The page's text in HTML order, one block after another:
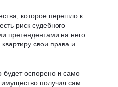
которое перешло к
риск судебного
претендентами на него.
свои права и
будет оспорено и само
получил сам